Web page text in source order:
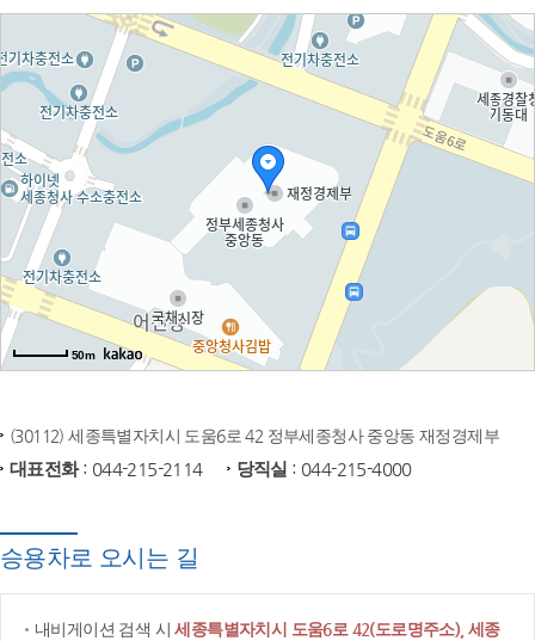
50m
(30112) 세종특별자치시 도움6로 42 정부세종청사 중앙동 재정경제부
대표전화: 044-215-2114 당직실 : 044-215-4000
승용차로 오시는 길
내비게이션 검색 시세종특별자치시 도움6로 42(도로명주소), 세종